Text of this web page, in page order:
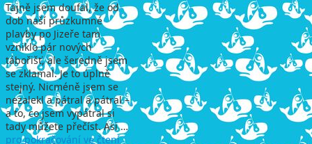
Tajně jsem doufal, že od
dob naší průzkumné
plavby po Jizeře tam
vzniklo pár nových
tábořišť, ale šeredně jsem
se zklamal. Je to úplně
stejný. Nicméně jsem se
nezalekl a pátral a pátral –
a to, co jsem vypátral si
tady můžete přečíst. Asi …
pro pokračování ve čtení